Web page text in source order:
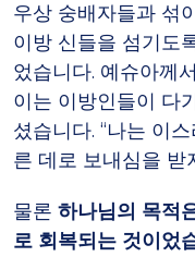
우상 숭배자들과 섞
이방 신들을 섬기도
었습니다. 예슈아께
이는 이방인들이 다
셨습니다. “나는 이
른 데로 보내심을 받
물론 하나님의 목적
로 회복되는 것이었